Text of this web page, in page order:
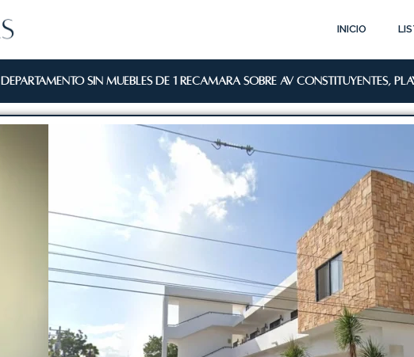
INICIO
Departamento sin muebles de 1 recamara sobre Av Constituyentes,